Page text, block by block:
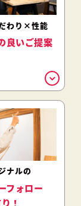
わり×性能
良いご提案
ナルの
フォロー
！